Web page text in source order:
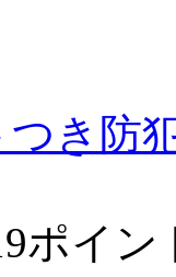
つき防
ポイ